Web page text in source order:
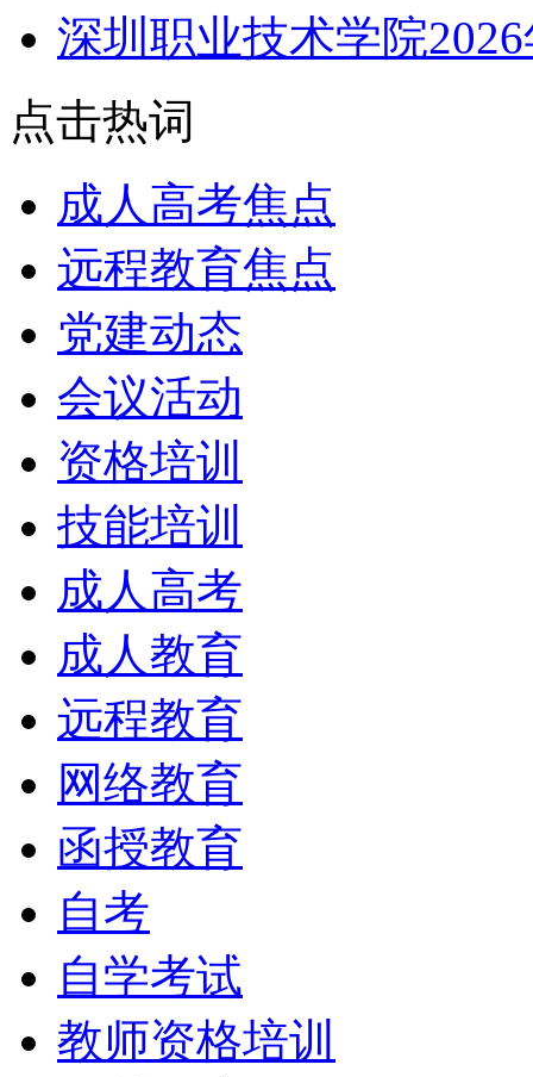
深圳职业技术学院
点击热词
成人高考焦点
远程教育焦点
党建动态
会议活动
资格培训
技能培训
成人高考
成人教育
远程教育
网络教育
函授教育
自考
自学考试
教师资格培训